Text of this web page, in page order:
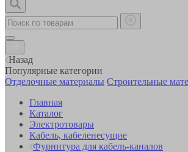
Назад
Популярные категории
Отделочные материалы Строительные
Главная
Каталог
Электротовары
Кабель, кабеленесущие
Фурнитура для кабель-каналов